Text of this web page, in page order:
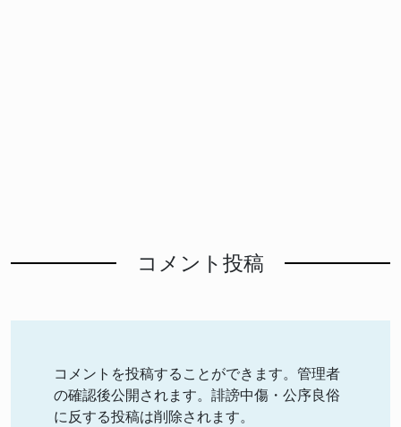
コメント投稿
コメントを投稿することができます。管理者
の確認後公開されます。誹謗中傷・公序良俗
に反する投稿は削除されます。